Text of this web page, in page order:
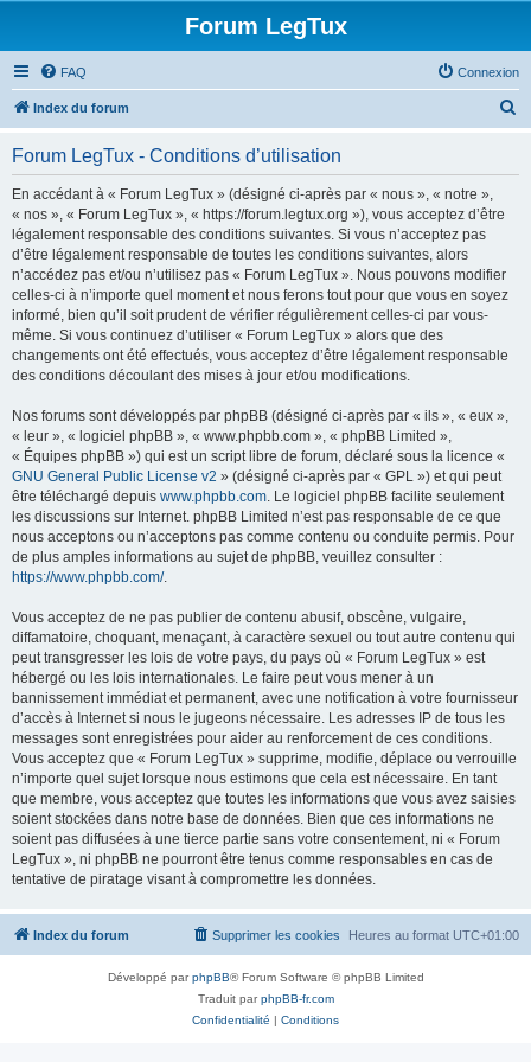
Forum LegTux
FAQ Connexion
Index du forum
Forum LegTux - Conditions d’utilisation
En accédant à « Forum LegTux » (désigné ci-après par « nous », « notre »,
« nos », « Forum LegTux », « https://forum.legtux.org »), vous acceptez d’être
légalement responsable des conditions suivantes. Si vous n’acceptez pas
d’être légalement responsable de toutes les conditions suivantes, alors
n’accédez pas et/ou n’utilisez pas « Forum LegTux ». Nous pouvons modifier
celles-ci à n’importe quel moment et nous ferons tout pour que vous en soyez
informé, bien qu’il soit prudent de vérifier régulièrement celles-ci par vous-
même. Si vous continuez d’utiliser « Forum LegTux » alors que des
changements ont été effectués, vous acceptez d’être légalement responsable
des conditions découlant des mises à jour et/ou modifications.
Nos forums sont développés par phpBB (désigné ci-après par « ils », « eux »,
« leur », « logiciel phpBB », « www.phpbb.com », « phpBB Limited »,
« Équipes phpBB ») qui est un script libre de forum, déclaré sous la licence «
GNU General Public License v2 » (désigné ci-après par « GPL ») et qui peut
être téléchargé depuis www.phpbb.com. Le logiciel phpBB facilite seulement
les discussions sur Internet. phpBB Limited n’est pas responsable de ce que
nous acceptons ou n’acceptons pas comme contenu ou conduite permis. Pour
de plus amples informations au sujet de phpBB, veuillez consulter :
https://www.phpbb.com/.
Vous acceptez de ne pas publier de contenu abusif, obscène, vulgaire,
diffamatoire, choquant, menaçant, à caractère sexuel ou tout autre contenu qui
peut transgresser les lois de votre pays, du pays où « Forum LegTux » est
hébergé ou les lois internationales. Le faire peut vous mener à un
bannissement immédiat et permanent, avec une notification à votre fournisseur
d’accès à Internet si nous le jugeons nécessaire. Les adresses IP de tous les
messages sont enregistrées pour aider au renforcement de ces conditions.
Vous acceptez que « Forum LegTux » supprime, modifie, déplace ou verrouille
n’importe quel sujet lorsque nous estimons que cela est nécessaire. En tant
que membre, vous acceptez que toutes les informations que vous avez saisies
soient stockées dans notre base de données. Bien que ces informations ne
soient pas diffusées à une tierce partie sans votre consentement, ni « Forum
LegTux », ni phpBB ne pourront être tenus comme responsables en cas de
tentative de piratage visant à compromettre les données.
Index du forum Heures au format UTC+01:00
Supprimer les cookies
Développé parphpBB® Forum Software © phpBB Limited
Traduit parphpBB-fr.com
Confidentialité | Conditions